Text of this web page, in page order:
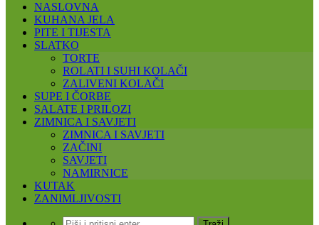
NASLOVNA
KUHANA JELA
PITE I TIJESTA
SLATKO
TORTE
ROLATI I SUHI KOLAČI
ZALIVENI KOLAČI
SUPE I ČORBE
SALATE I PRILOZI
ZIMNICA I SAVJETI
ZIMNICA I SAVJETI
ZAČINI
SAVJETI
NAMIRNICE
KUTAK
ZANIMLJIVOSTI